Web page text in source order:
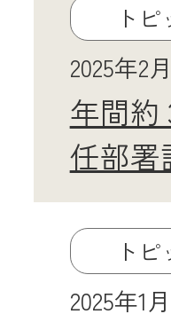
ト
2025年2
年間
任部署
ト
2025年1